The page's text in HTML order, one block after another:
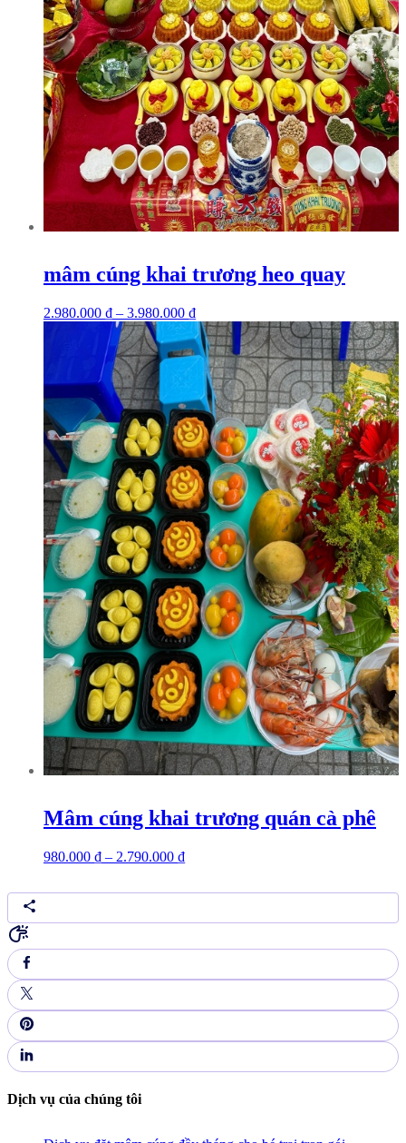
mâm cúng khai trương heo quay
2.980.000 ₫ – 3.980.000 ₫
Mâm cúng khai trương quán cà phê
980.000 ₫ – 2.790.000 ₫
Dịch vụ của chúng tôi